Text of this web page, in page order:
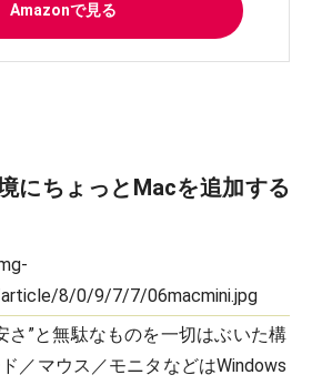
Amazonで見る
にちょっとMacを追加する
さ”と無駄なものを一切はぶいた構
／マウス／モニタなどはWindows